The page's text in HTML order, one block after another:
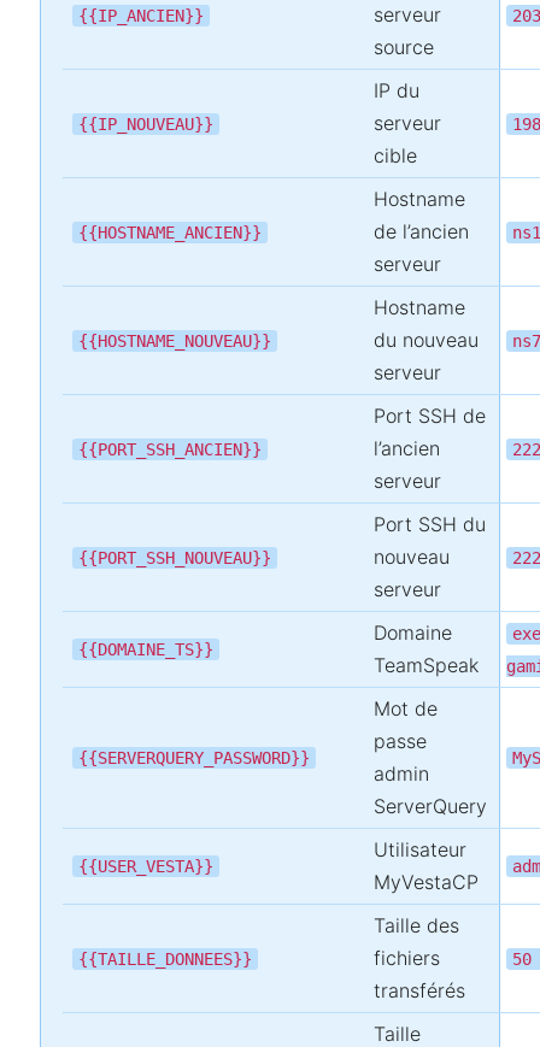
{{IP_ANCIEN}}
serveur
source
{{IP_NOUVEAU}}
IP du
serveur
cible
{{HOSTNAME_ANCIEN}}
Hostname
de l’ancien
serveur
{{HOSTNAME_NOUVEAU}}
Hostname
du nouveau
serveur
{{PORT_SSH_ANCIEN}}
Port SSH de
l’ancien
serveur
{{PORT_SSH_NOUVEAU}}
Port SSH du
nouveau
serveur
{{DOMAINE_TS}}
Domaine
TeamSpeak
{{SERVERQUERY_PASSWORD}}
Mot de
passe
admin
ServerQuery
{{USER_VESTA}}
Utilisateur
MyVestaCP
{{TAILLE_DONNEES}}
Taille des
fichiers
transférés
50
Taille